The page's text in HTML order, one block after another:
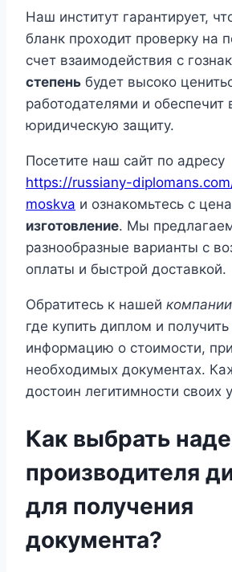
Наш институт гарантирует,
бланк проходит проверку на
счет взаимодействия с
степень будет высоко
работодателями и обеспечит
юридическую защиту.
Посетите наш сайт по адресу
https://russiany-
moskva и ознакомьтесь с
изготовление. Мы
разнообразные варианты с
оплаты и быстрой доставкой.
Обратитесь к нашей компании
где купить диплом и
информацию о стоимости,
необходимых документах.
достоин легитимности своих
Как выбрать
производителя
для получения
документа?